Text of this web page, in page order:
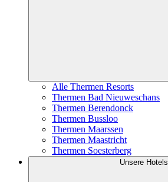
Alle Thermen Resorts
Thermen Bad Nieuweschans
Thermen Berendonck
Thermen Bussloo
Thermen Maarssen
Thermen Maastricht
Thermen Soesterberg
Unsere Hotels